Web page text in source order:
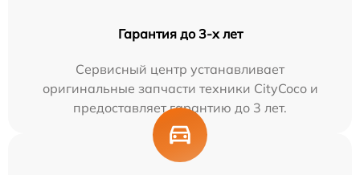
Гарантия до 3-х лет
Сервисный центр устанавливает
оригинальные запчасти техники CityCoco и
предоставляет гарантию до 3 лет.